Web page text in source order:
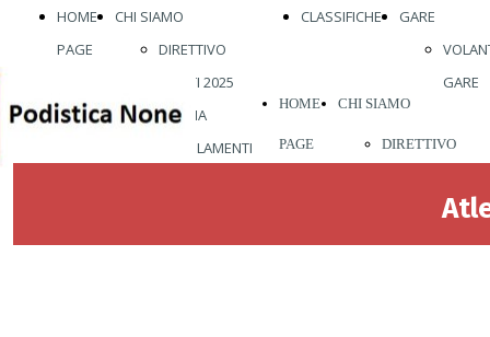
HOME
PAGE
CHI SIAMO
DIRETTIVO
ATLETI 2025
STORIA
REGOLAMENTI
VIENI A
CLASSIFICHE
GARE
GARE
HOME
PAGE
CHI SIAMO
DIRETTIVO